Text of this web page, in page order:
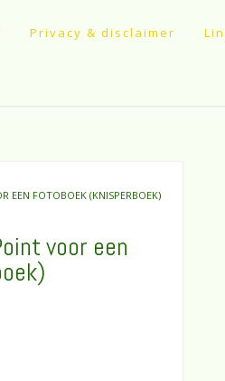
Privacy & disclaimer
EEN FOTOBOEK (KNISPERBOEK)
voor een